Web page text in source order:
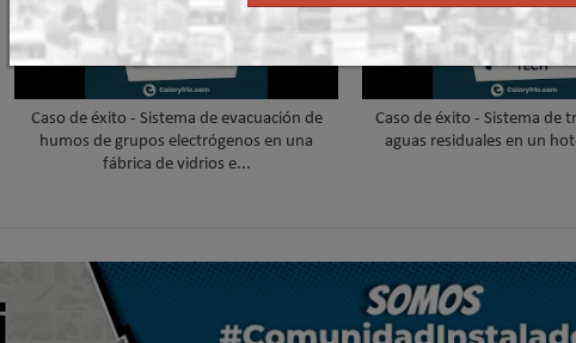
Caso de éxito - Sistema de evacuación de
humos de grupos electrógenos en una
fábrica de vidrios e...
Caso de éxito - Sistema de
aguas residuales en un